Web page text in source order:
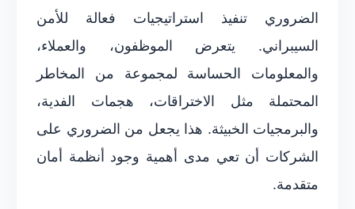
الضروري تنفيذ استراتيجيات فعالة للأمن
السيبراني. يتعرض الموظفون، والعملاء،
والمعلومات الحساسة لمجموعة من المخاطر
المحتملة مثل الاختراقات، هجمات الفدية،
والبرمجيات الخبيثة. هذا يجعل من الضروري على
الشركات أن تعي مدى أهمية وجود أنظمة أمان
متقدمة.